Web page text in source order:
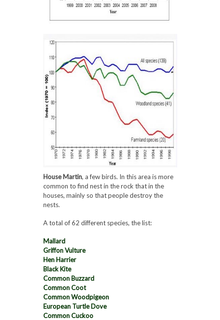
House Martin, a few birds. In this area is more
common to find nest in the rock that in the
houses, mainly so that people destroy the
nests.
A total of 62 different species, the list:
Mallard
Griffon Vulture
Hen Harrier
Black Kite
Common Buzzard
Common Coot
Common Woodpigeon
European Turtle Dove
Common Cuckoo